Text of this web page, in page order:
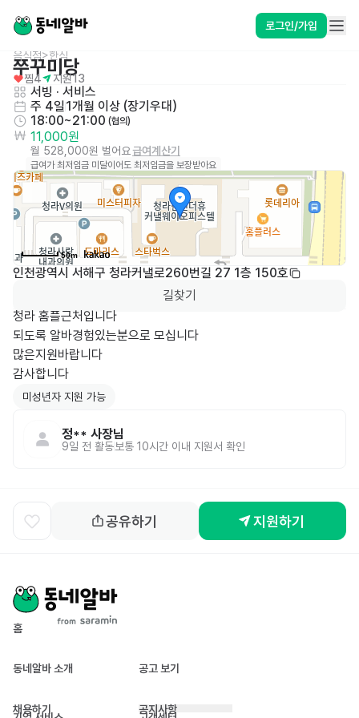
로그인/가입
음식점>한식
쭈꾸미당
찜4 지원13
서빙 · 서비스
주 4일1개월 이상 (장기우대)
18:00~21:00 (협의)
11,000원
월 528,000원 벌어요급여계산기
급여가 최저임금 미달이어도 최저임금을 보장받아요
50m
인천광역시 서해구 청라커낼로260번길 27 1층 150호
길찾기
청라 홈플근처입니다
되도록 알바경험있는분으로 모십니다
많은지원바랍니다
감사합니다
미성년자 지원 가능
정** 사장님
9일 전 활동보통 10시간 이내 지원서 확인
공유하기 지원하기
홈
동네알바 소개 공고 보기
채용하기 공지사항